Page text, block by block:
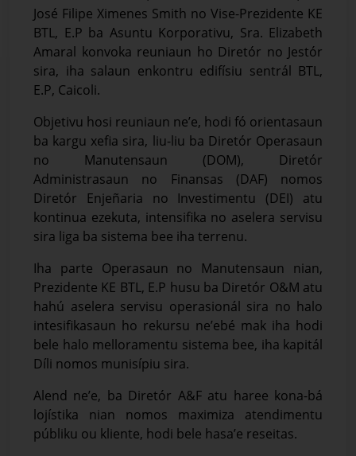
José Filipe Ximenes Smith no Vise-Prezidente KE
BTL, E.P ba Asuntu Korporativu, Sra. Elizabeth
Amaral konvoka reuniaun ho Diretór no Jestór
sira, iha salaun enkontru edifísiu sentrál BTL,
E.P, Caicoli.
Objetivu hosi reuniaun ne’e, hodi fó orientasaun
ba kargu xefia sira, liu-liu ba Diretór Operasaun
no Manutensaun (DOM), Diretór
Administrasaun no Finansas (DAF) nomos
Diretór Enjeñaria no Investimentu (DEI) atu
kontinua ezekuta, intensifika no aselera servisu
sira liga ba sistema bee iha terrenu.
Iha parte Operasaun no Manutensaun nian,
Prezidente KE BTL, E.P husu ba Diretór O&M atu
hahú aselera servisu operasionál sira no halo
intesifikasaun ho rekursu ne’ebé mak iha hodi
bele halo melloramentu sistema bee, iha kapitál
Díli nomos munisípiu sira.
Alend ne’e, ba Diretór A&F atu haree kona-bá
lojístika nian nomos maximiza atendimentu
públiku ou kliente, hodi bele hasa’e reseitas.